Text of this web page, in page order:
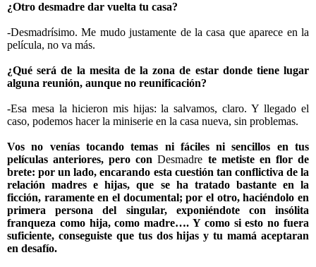
¿Otro desmadre dar vuelta tu casa?
-Desmadrísimo. Me mudo justamente de la casa que aparece en la
película, no va más.
¿Qué será de la mesita de la zona de estar donde tiene lugar
alguna reunión, aunque no reunificación?
-Esa mesa la hicieron mis hijas: la salvamos, claro. Y llegado el
caso, podemos hacer la miniserie en la casa nueva, sin problemas.
Vos no venías tocando temas ni fáciles ni sencillos en tus
películas anteriores, pero conDesmadre te metiste en flor de
brete: por un lado, encarando esta cuestión tan conflictiva de la
relación madres e hijas, que se ha tratado bastante en la
ficción, raramente en el documental; por el otro, haciéndolo en
primera persona del singular, exponiéndote con insólita
franqueza como hija, como madre…. Y como si esto no fuera
suficiente, conseguiste que tus dos hijas y tu mamá aceptaran
en desafío.